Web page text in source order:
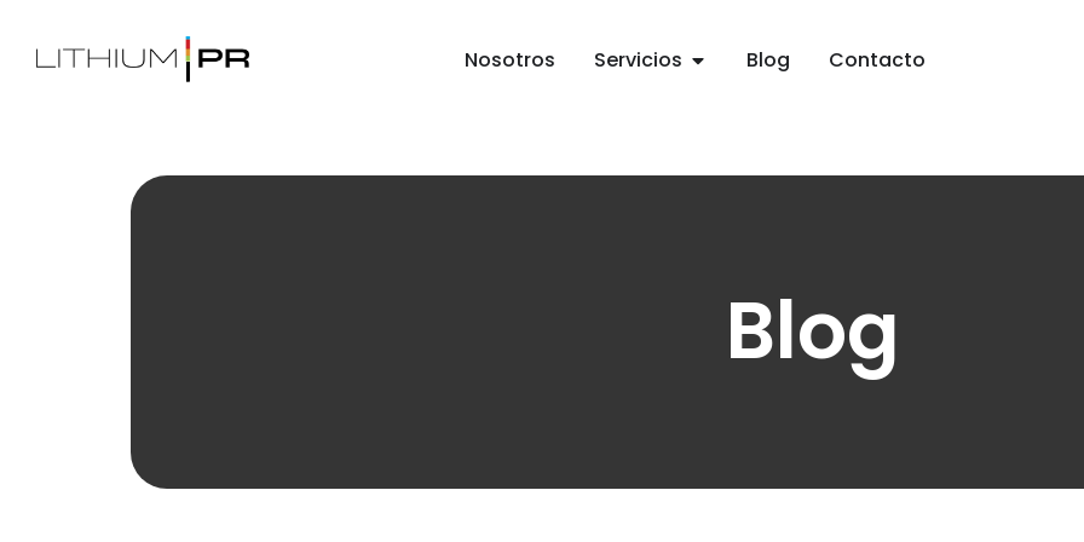
Nosotros Servicios Blog Contacto
Blog